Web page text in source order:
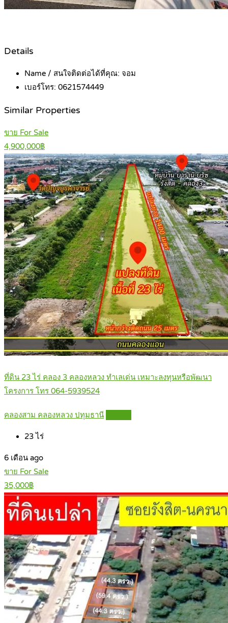
Details
Name / สนใจติดต่อได้ที่คุณ: จอม
เบอร์โทร: 0621574449
Similar Properties
ขาย For Sale
4,900,000฿
ที่ดิน 23 ไร่ คลอง 3 คลองหลวง ทำเลเด่น เหมาะลงทุนหรือพัฒนา
โครงการ โทร 064-5939524
คลองสาม คลองหลวง ปทุมธานี
23 ไร่
6 เดือน ago
ขาย For Sale
35,000฿